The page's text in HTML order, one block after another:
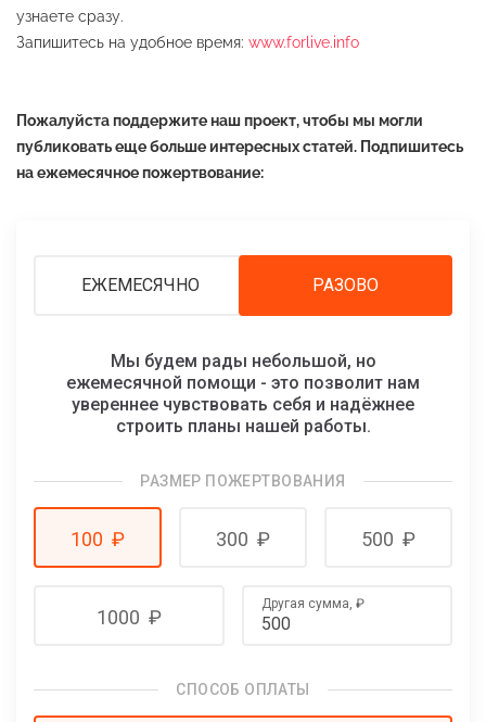
узнаете сразу.
Запишитесь на удобное время: www.forlive.info
Пожалуйста поддержите наш проект, чтобы мы могли
публиковать еще больше интересных статей. Подпишитесь
на ежемесячное пожертвование:
ЕЖЕМЕСЯЧНО РАЗОВО
Мы будем рады небольшой, но
ежемесячной помощи - это позволит нам
увереннее чувствовать себя и надёжнее
строить планы нашей работы.
РАЗМЕР ПОЖЕРТВОВАНИЯ
100 ₽ 300 ₽ 500 ₽
1000 ₽
Другая сумма, ₽
СПОСОБ ОПЛАТЫ